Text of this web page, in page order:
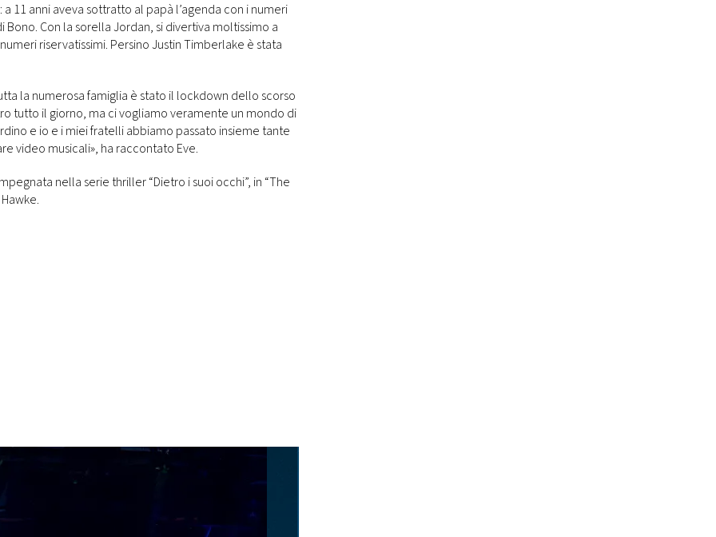
11 anni aveva sottratto al papà l’agenda con i numeri
Con la sorella Jordan, si divertiva moltissimo a
riservatissimi. Persino Justin Timberlake è stata
la numerosa famiglia è stato il lockdown dello scorso
tutto il giorno, ma ci vogliamo veramente un mondo di
e io e i miei fratelli abbiamo passato insieme tante
video musicali», ha raccontato Eve.
nella serie thriller “Dietro i suoi occhi”, in “The